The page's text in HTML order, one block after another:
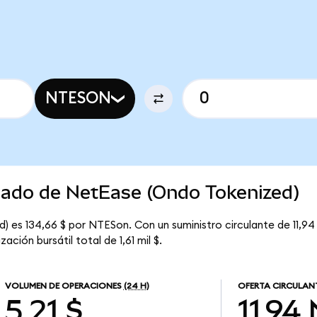
NTESON
de NetEase (Ondo Tokenized)
134,66 $ por NTESon. Con un suministro circulante de
bursátil total de 1,61 mil $.
VOLUMEN DE OPERACIONES (24 H) OFERTA